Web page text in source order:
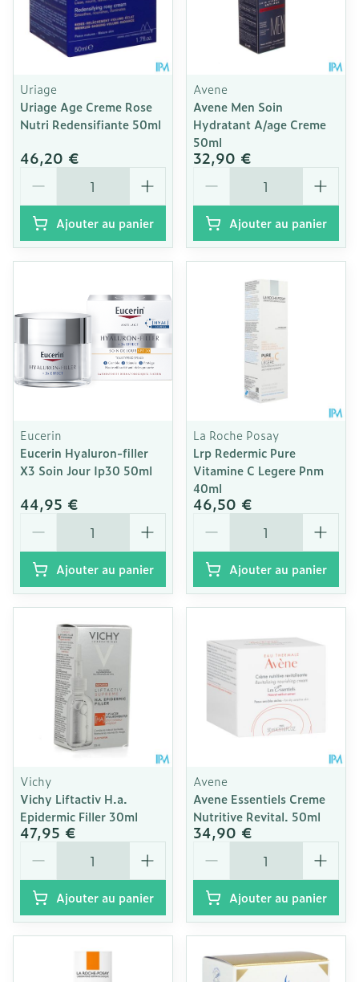
Uriage
Uriage Age Creme Rose
Nutri Redensifiante 50ml
46,20 €
Ajouter au panier
Avene
Avene Men Soin
Hydratant A/age Creme
50ml
32,90 €
Ajouter au panier
Eucerin
Eucerin Hyaluron-filler
X3 Soin Jour Ip30 50ml
44,95 €
Ajouter au panier
La Roche Posay
Lrp Redermic Pure
Vitamine C Legere Pnm
40ml
46,50 €
Ajouter au panier
Vichy
Vichy Liftactiv H.a.
Epidermic Filler 30ml
47,95 €
Ajouter au panier
Avene
Avene Essentiels Creme
Nutritive Revital. 50ml
34,90 €
Ajouter au panier